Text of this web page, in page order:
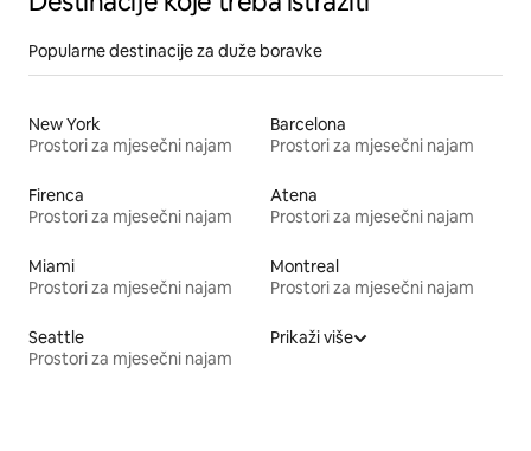
Popularne destinacije za duže boravke
New York
Prostori za mjesečni najam
Barcelona
Prostori za mjesečni najam
Firenca
Prostori za mjesečni najam
Atena
Prostori za mjesečni najam
Miami
Prostori za mjesečni najam
Montreal
Prostori za mjesečni najam
Seattle
Prostori za mjesečni najam
Prikaži više